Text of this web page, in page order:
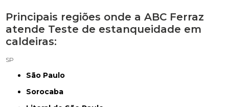
Principais regiões onde a ABC Ferraz
atende Teste de estanqueidade em
caldeiras:
SP
São Paulo
Sorocaba